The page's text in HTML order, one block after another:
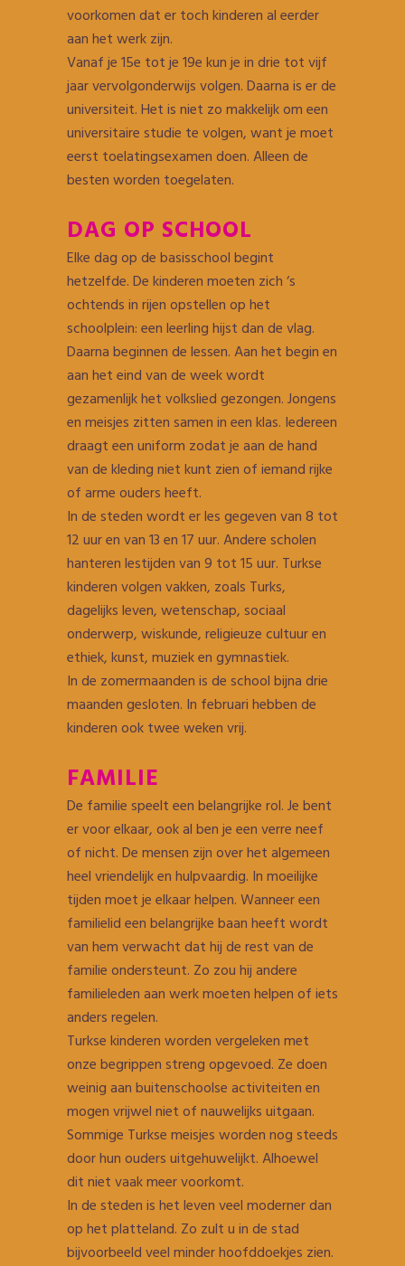
voorkomen dat er toch kinderen al eerder
aan het werk zijn.
Vanaf je 15e tot je 19e kun je in drie tot vijf
jaar vervolgonderwijs volgen. Daarna is er de
universiteit. Het is niet zo makkelijk om een
universitaire studie te volgen, want je moet
eerst toelatingsexamen doen. Alleen de
besten worden toegelaten.
DAG OP SCHOOL
Elke dag op de basisschool begint
hetzelfde. De kinderen moeten zich ‘s
ochtends in rijen opstellen op het
schoolplein: een leerling hijst dan de vlag.
Daarna beginnen de lessen. Aan het begin en
aan het eind van de week wordt
gezamenlijk het volkslied gezongen. Jongens
en meisjes zitten samen in een klas. Iedereen
draagt een uniform zodat je aan de hand
van de kleding niet kunt zien of iemand rijke
of arme ouders heeft.
In de steden wordt er les gegeven van 8 tot
12 uur en van 13 en 17 uur. Andere scholen
hanteren lestijden van 9 tot 15 uur. Turkse
kinderen volgen vakken, zoals Turks,
dagelijks leven, wetenschap, sociaal
onderwerp, wiskunde, religieuze cultuur en
ethiek, kunst, muziek en gymnastiek.
In de zomermaanden is de school bijna drie
maanden gesloten. In februari hebben de
kinderen ook twee weken vrij.
FAMILIE
De familie speelt een belangrijke rol. Je bent
er voor elkaar, ook al ben je een verre neef
of nicht. De mensen zijn over het algemeen
heel vriendelijk en hulpvaardig. In moeilijke
tijden moet je elkaar helpen. Wanneer een
familielid een belangrijke baan heeft wordt
van hem verwacht dat hij de rest van de
familie ondersteunt. Zo zou hij andere
familieleden aan werk moeten helpen of iets
anders regelen.
Turkse kinderen worden vergeleken met
onze begrippen streng opgevoed. Ze doen
weinig aan buitenschoolse activiteiten en
mogen vrijwel niet of nauwelijks uitgaan.
Sommige Turkse meisjes worden nog steeds
door hun ouders uitgehuwelijkt. Alhoewel
dit niet vaak meer voorkomt.
In de steden is het leven veel moderner dan
op het platteland. Zo zult u in de stad
bijvoorbeeld veel minder hoofddoekjes zien.